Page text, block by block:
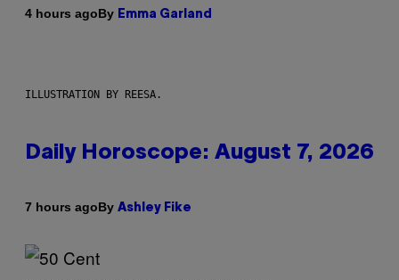
4 hours agoBy Emma Garland
ILLUSTRATION BY REESA.
Daily Horoscope: August 7, 2026
7 hours agoBy Ashley Fike